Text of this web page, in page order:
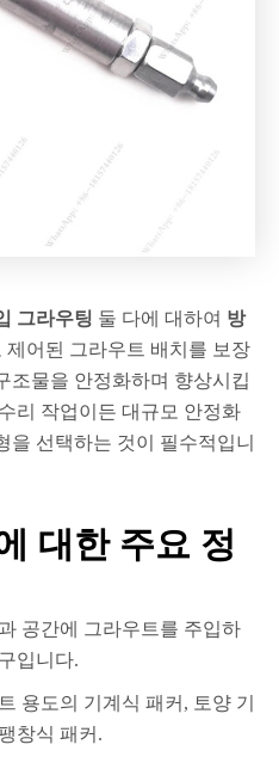
그라우팅 둘 다에 대하여 방
제어된 그라우트 배치를 보장
조물을 안정화하며 향상시킵
리 작업이든 대규모 안정화
을 선택하는 것이 필수적입니
대한 주요 정
공간에 그라우트를 주입하
입니다.
용도의 기계식 패커, 토양 기
창식 패커.